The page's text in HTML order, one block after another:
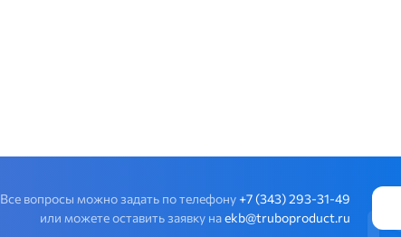
Все вопросы можно задать по телефону +7 (343) 293-31-49
или можете оставить заявку наekb@truboproduct.ru